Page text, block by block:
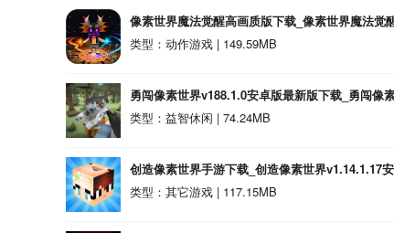
像素世界魔法觉醒高画质版下载_像素世界魔法觉
类型：动作游戏 | 149.59MB
勇闯像素世界v188.1.0安卓版最新版下载_勇闯像
类型：益智休闲 | 74.24MB
创造像素世界手游下载_创造像素世界v1.14.1.17
类型：其它游戏 | 117.15MB